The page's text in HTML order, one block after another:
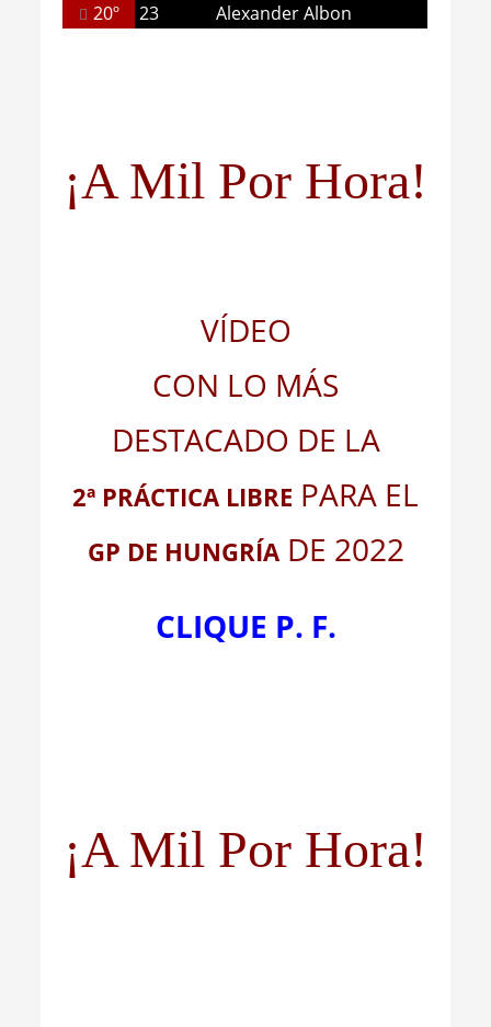
20º
23 Alexander Albon
¡A Mil Por Hora!
VÍDEO
CON LO MÁS
DESTACADO DE LA
2ª PRÁCTICA LIBRE PARA EL
GP DE HUNGRÍADE 2022
CLIQUE P. F.
¡A Mil Por Hora!